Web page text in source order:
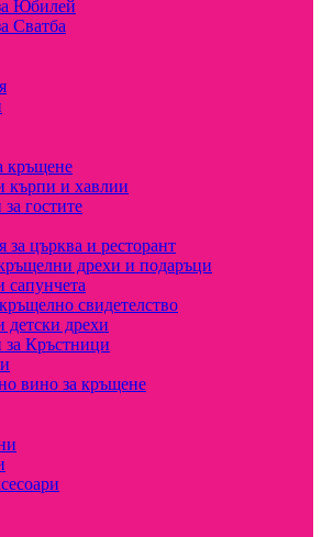
Юбилей
Сватба
кръщене
кърпи и хавлии
гостите
за църква и ресторант
дрехи и подаръци
свидетелство
дрехи
Кръстници
вино за кръщене